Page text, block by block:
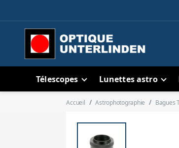
Télescopes Lunettes astro
Accueil Astrophotographie Bagues